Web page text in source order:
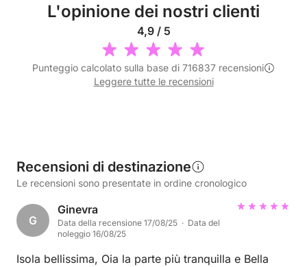
L'opinione dei nostri clienti
4,9 / 5
Punteggio calcolato sulla base di 716837 recensioni
Leggere tutte le recensioni
Recensioni di destinazione
Le recensioni sono presentate in ordine cronologico
G
Ginevra
Data della recensione 17/08/25 · Data del
noleggio 16/08/25
Isola bellissima, Oia la parte più tranquilla e Bella